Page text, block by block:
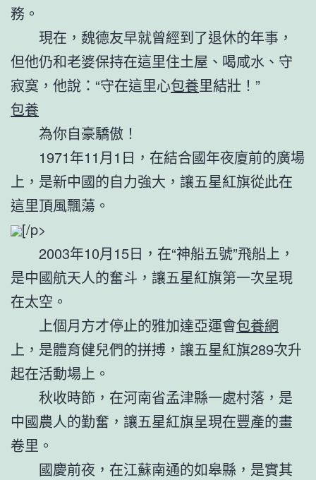
務。
現在，魏德友早就曾經到了退休的年事，
但他仍和老婆保持在這里住土屋、喝咸水、守
寂寞，他說：“守在這里心包養里結壯！”
包養
為你自豪驕傲！
1971年11月1日，在結合國年夜廈前的廣場
上，是新中國的自力強大，讓五星紅旗從此在
這里頂風飄蕩。
[/p>
2003年10月15日，在“神船五號”飛船上，
是中國航天人的奮斗，讓五星紅旗第一次呈現
在太空。
上個月方才停止的雅加達亞運會包養網
上，是體育健兒們的拼搏，讓五星紅旗289次升
起在活動場上。
秋收時節，在河南省孟津縣一處村落，是
中國農人的勤奮，讓五星紅旗呈現在豐產的畫
卷里。
國慶前夜，在江蘇南通的如皋縣，是實其